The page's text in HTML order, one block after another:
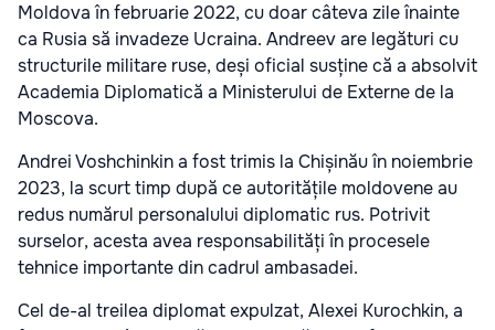
Moldova în februarie 2022, cu doar câteva zile înainte
ca Rusia să invadeze Ucraina. Andreev are legături cu
structurile militare ruse, deși oficial susține că a absolvit
Academia Diplomatică a Ministerului de Externe de la
Moscova.
Andrei Voshchinkin a fost trimis la Chișinău în noiembrie
2023, la scurt timp după ce autoritățile moldovene au
redus numărul personalului diplomatic rus. Potrivit
surselor, acesta avea responsabilități în procesele
tehnice importante din cadrul ambasadei.
Cel de-al treilea diplomat expulzat, Alexei Kurochkin, a